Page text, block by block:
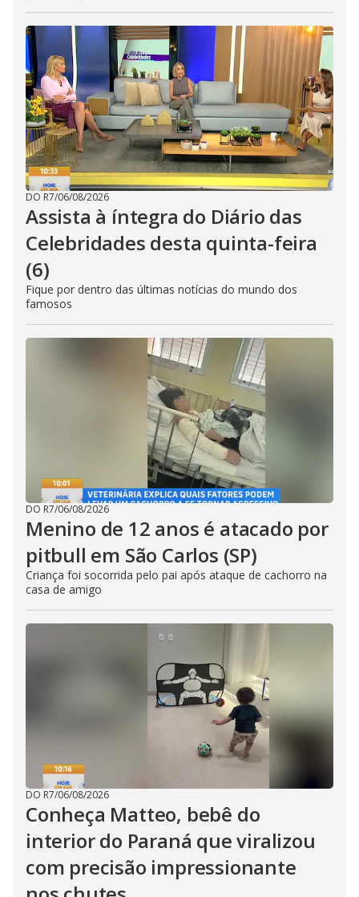
DO R7/06/08/2026
Assista à íntegra do Diário das
Celebridades desta quinta-feira
(6)
Fique por dentro das últimas notícias do mundo dos
famosos
DO R7/06/08/2026
Menino de 12 anos é atacado por
pitbull em São Carlos (SP)
Criança foi socorrida pelo pai após ataque de cachorro na
casa de amigo
DO R7/06/08/2026
Conheça Matteo, bebê do
interior do Paraná que viralizou
com precisão impressionante